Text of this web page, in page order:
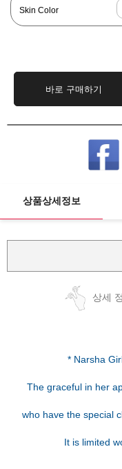
Skin Color
바로 구매하기
상품상세정보
상세
* Narsha
The graceful in her
who have the special
It is limited